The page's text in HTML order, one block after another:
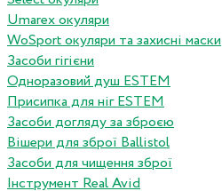
Umarex окуляри
WoSport окуляри та захисні маски
Засоби гігієни
Одноразовий душ ESTEM
Присипка для ніг ESTEM
Засоби догляду за зброєю
Вішери для зброї Ballistol
Засоби для чищення зброї
Інструмент Real Avid